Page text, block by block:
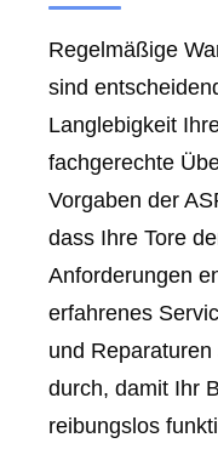
Regelmäßige
sind
Langlebigkeit
fachgerechte
Vorgaben der
dass Ihre Tore
Anforderungen
erfahrenes
und
durch, damit Ihr
reibungslos